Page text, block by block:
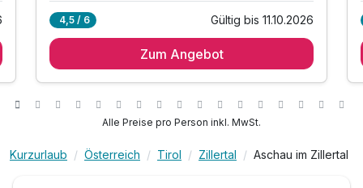
2 x Frühstücksbuffet mit Müsli-und Bioecke
inkl. ausgewählte Getränke von 10:00 - 21:00 Uhr
4,5 / 6 Gültig bis 11.10.2026
Zum Angebot
Alle Preise pro Person inkl. MwSt.
Kurzurlaub Österreich Tirol Zillertal Aschau im Zillertal